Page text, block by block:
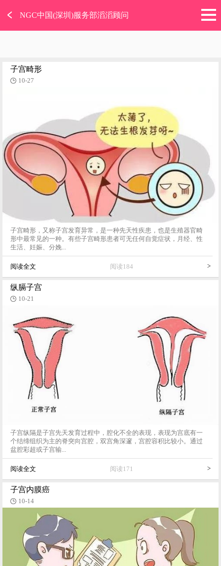
﹤ NGC中国(深圳)服务部滔滔顾问
子宫畸形
10-27
子宫畸形，又称子宫发育异常，是一种先天性疾患，也是生殖器官畸
形中最常见的一种。有些子宫畸形患者可无任何自觉症状，月经、性
生活、妊娠、分娩...
阅读全文 阅读184 >
纵膈子宫
10-21
子宫纵隔是子宫先天发育过程中，腔化不全的表现，表现为宫底有一
个结缔组织为主的脊突向宫腔，双宫角深邃，宫腔容积比较小。通过
盆腔彩超或子宫输...
阅读全文 阅读171 >
子宫内膜癌
10-14